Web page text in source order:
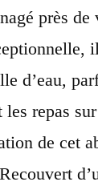
près de
d’eau,
repas
de cet